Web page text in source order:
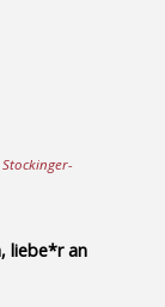
liebe*r an